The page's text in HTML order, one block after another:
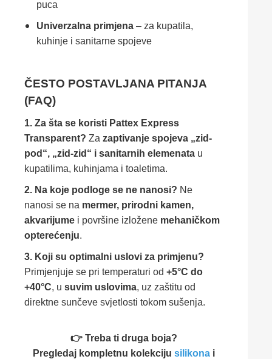
puca
Univerzalna primjena – za kupatila,
kuhinje i sanitarne spojeve
ČESTO POSTAVLJANA PITANJA
(FAQ)
1. Za šta se koristi Pattex Express
Transparent? Za zaptivanje spojeva „zid-
pod“, „zid-zid“ i sanitarnih elemenata u
kupatilima, kuhinjama i toaletima.
2. Na koje podloge se ne nanosi? Ne
nanosi se na mermer, prirodni kamen,
akvarijume i površine izložene mehaničkom
opterećenju.
3. Koji su optimalni uslovi za primjenu?
Primjenjuje se pri temperaturi od +5°C do
+40°C, u suvim uslovima, uz zaštitu od
direktne sunčeve svjetlosti tokom sušenja.
👉 Treba ti druga boja?
Pregledaj kompletnu kolekciju silikona i